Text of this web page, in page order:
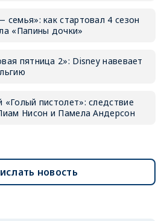
как стартовал 4 сезон
«Папины дочки»
пятница 2»: Disney навевает
«Голый пистолет»: следствие
Нисон и Памела Андерсон
новость